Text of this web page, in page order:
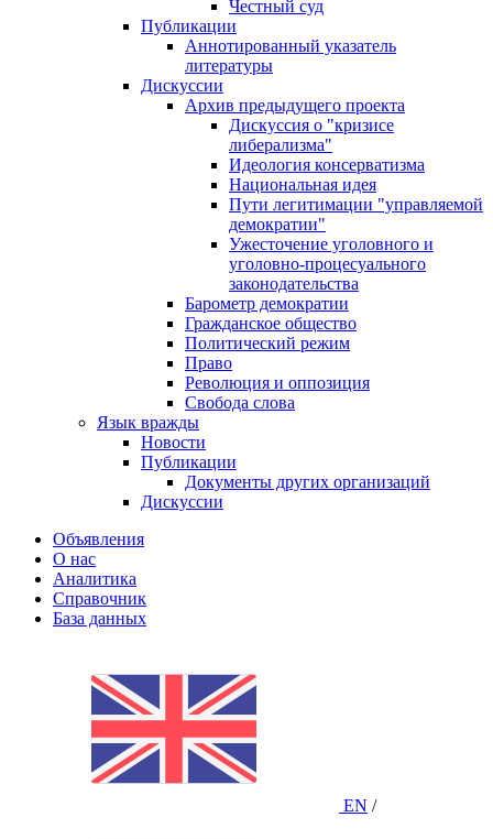
Честный суд
Публикации
Аннотированный указатель
литературы
Дискуссии
Архив предыдущего проекта
Дискуссия о "кризисе
либерализма"
Идеология консерватизма
Национальная идея
Пути легитимации "управляемой
демократии"
Ужесточение уголовного и
уголовно-процесуального
законодательства
Барометр демократии
Гражданское общество
Политический режим
Право
Революция и оппозиция
Свобода слова
Язык вражды
Новости
Публикации
Документы других организаций
Дискуссии
Объявления
О нас
Аналитика
Справочник
База данных
EN /